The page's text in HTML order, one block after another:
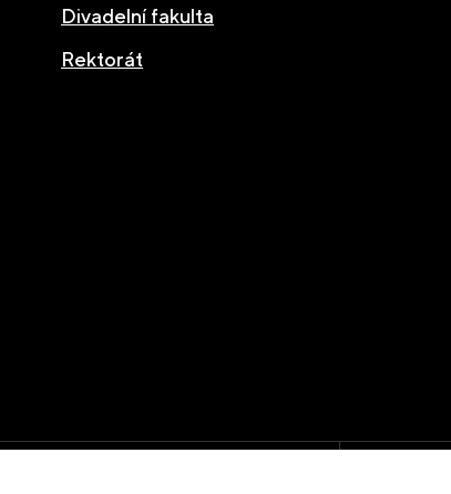
Divadelní fakulta
Rektorát